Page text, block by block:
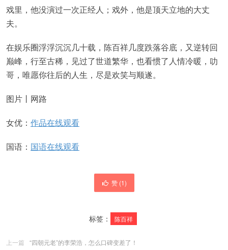
戏里，他没演过一次正经人；戏外，他是顶天立地的大丈
夫。
在娱乐圈浮浮沉沉几十载，陈百祥几度跌落谷底，又逆转回
巅峰，行至古稀，见过了世道繁华，也看惯了人情冷暖，叻
哥，唯愿你往后的人生，尽是欢笑与顺遂。
图片丨网路
女优： 作品在线观看
国语： 国语在线观看
赞 (1)
标签： 陈百祥
上一篇
“四朝元老”的李荣浩，怎么口碑变差了！